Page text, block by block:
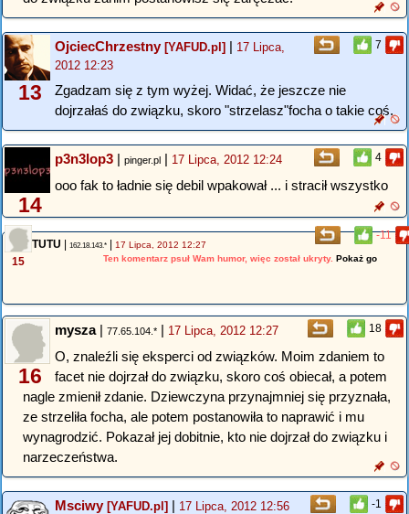
7
13
OjciecChrzestny[YAFUD.pl] | 17 Lipca,
2012 12:23
Zgadzam się z tym wyżej. Widać, że jeszcze nie
dojrzałaś do związku, skoro "strzelasz"focha o takie coś.
4
14
p3n3lop3 | pinger.pl | 17 Lipca, 2012 12:24
ooo fak to ładnie się debil wpakował ... i stracił wszystko
-11
15
TUTU | 162.18.143.* | 17 Lipca, 2012 12:27
Ten komentarz psuł Wam humor, więc został ukryty. Pokaż go
18
16
mysza| 77.65.104.* | 17 Lipca, 2012 12:27
O, znaleźli się eksperci od związków. Moim zdaniem to
facet nie dojrzał do związku, skoro coś obiecał, a potem
nagle zmienił zdanie. Dziewczyna przynajmniej się przyznała,
ze strzeliła focha, ale potem postanowiła to naprawić i mu
wynagrodzić. Pokazał jej dobitnie, kto nie dojrzał do związku i
narzeczeństwa.
-1
Msciwy[YAFUD.pl] | 17 Lipca, 2012 12:56